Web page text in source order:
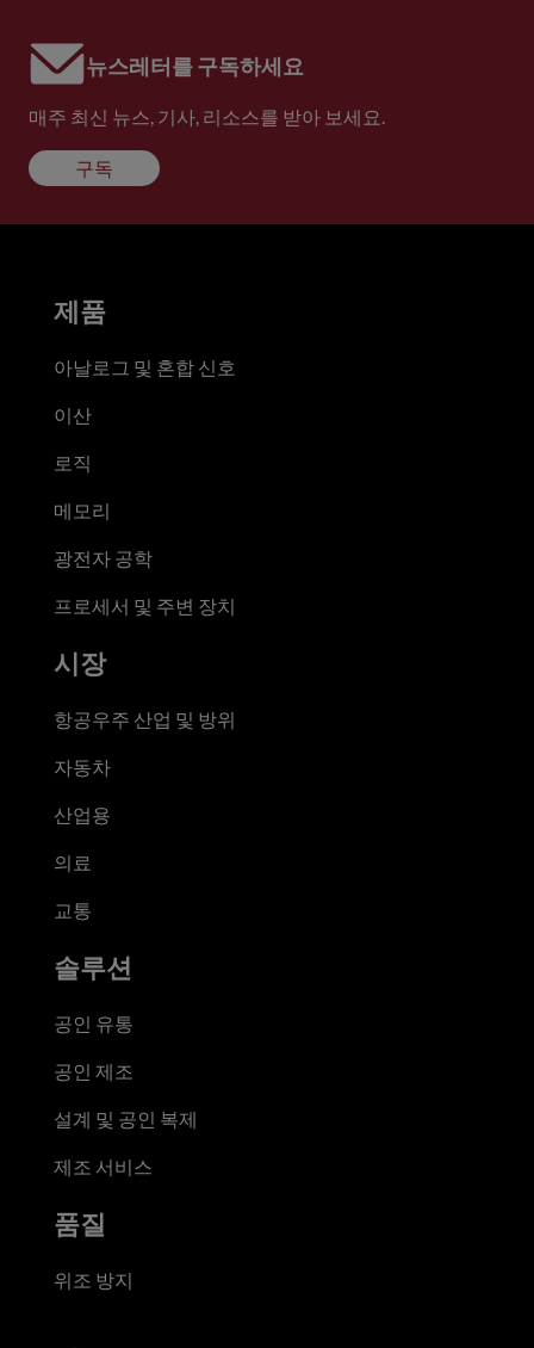
뉴스레터를 구독하세요
매주 최신 뉴스, 기사, 리소스를 받아 보세요.
구독
제품
아날로그 및 혼합 신호
이산
로직
메모리
광전자 공학
프로세서 및 주변 장치
시장
항공우주 산업 및 방위
자동차
산업용
의료
교통
솔루션
공인 유통
공인 제조
설계 및 공인 복제
제조 서비스
품질
위조 방지